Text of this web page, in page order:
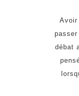
Avoir
débat